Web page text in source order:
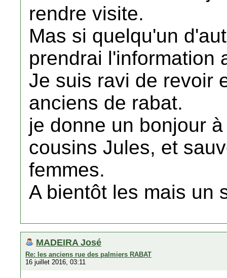
rendre visite.
Mas si quelqu'un
prendrai l'information
Je suis ravi de revoir
anciens de rabat.
je donne un bonjour
cousins Jules, et
femmes.
A bientôt les mais un
MADEIRA José
Re: les anciens rue des palmiers RABAT
16 juillet 2016, 03:11